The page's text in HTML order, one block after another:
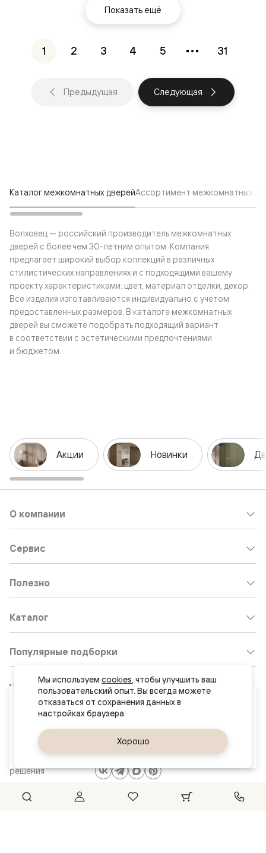
Ваш город
Москва и МО
Показать ещё
1 2 3 4 5 31
Предыдущая Следующая
Каталог межкомнатных дверейАссортимент межкомнатных
Волховец — российский производитель межкомнатных
дверей с более чем 30-летним опытом. Компания
предлагает широкий выбор коллекций в различных
стилистических направлениях и с подходящими вашему
проекту характеристиками: цвет, материал отделки, декор.
Все изделия изготавливаются индивидуально с учетом
предоставленных размеров. В каталоге межкомнатных
дверей вы сможете подобрать подходящий вариант
в соответствии с эстетическими предпочтениями
и бюджетом.
Акции Новинки
решения
О компании
Сервис
Полезно
Каталог
Популярные подборки
Клиентский центр: 8 800 511 30 95
Почта по общим вопросам:
8800@volhovez.natm.ru
Обратный звонок
Сайт не является публичной офертой
Мы используем cookies, чтобы улучшить ваш
пользовательский опыт. Вы всегда можете
отказаться от сохранения данных в
Хорошо